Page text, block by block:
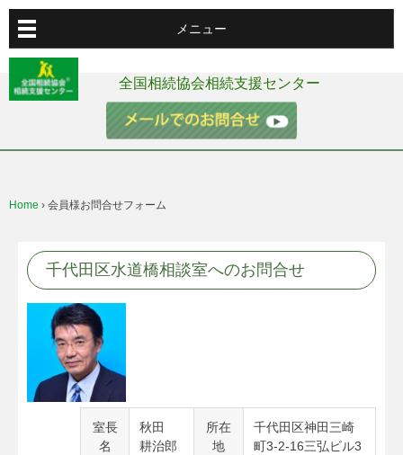
メニュー
全国相続協会相続支援センター
Home › 会員様お問合せフォーム
千代田区水道橋相談室へのお問合せ
室長
名
秋田
耕治郎
所在
地
千代田区神田三崎
町3-2-16三弘ビル3